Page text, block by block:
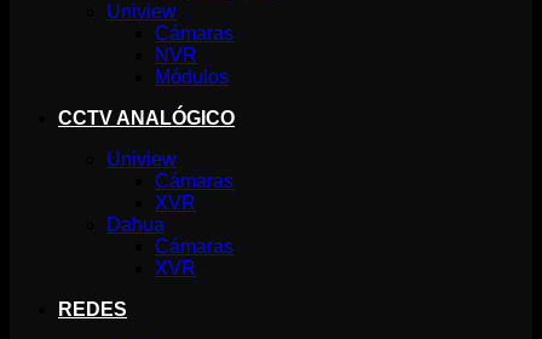
Uniview
Cámaras
NVR
Módulos
CCTV ANALÓGICO
Uniview
Cámaras
XVR
Dahua
Cámaras
XVR
REDES